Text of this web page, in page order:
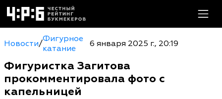
Новости/Фигурное
катание
6 января 2025 г., 20:19
Фигуристка Загитова
прокомментировала фото с
капельницей